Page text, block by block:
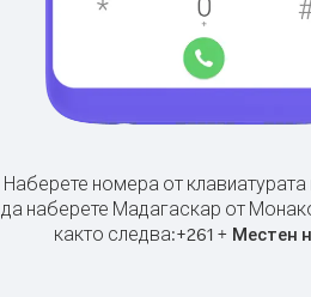
Наберете номера от клавиатурата
да наберете Мадагаскар от
както следва:+261+ Местен